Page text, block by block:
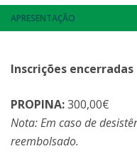
APRESENTAÇÃO
Inscrições encerradas
PROPINA:300,00€
Nota: Em caso de
reembolsado.